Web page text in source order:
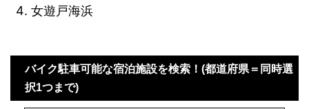
女遊戸海浜
バイク駐車可能な宿泊施設を検索！(都道府県＝同時選
択1つまで)